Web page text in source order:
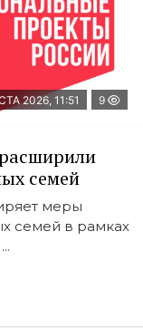
2026, 11:51 9
семей
меры
семей в рамках